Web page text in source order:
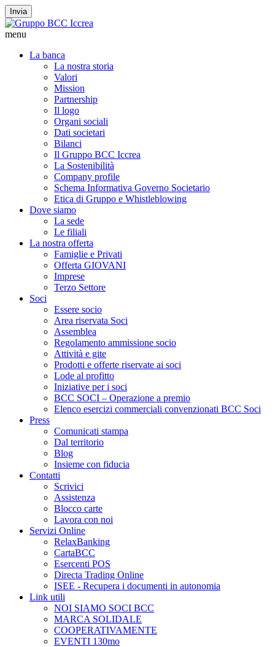
Invia
menu
La banca
La nostra storia
Valori
Mission
Partnership
Il logo
Organi sociali
Dati societari
Bilanci
Il Gruppo BCC Iccrea
La Sostenibilità
Company profile
Schema Informativa Governo Societario
Etica di Gruppo e Whistleblowing
Dove siamo
La sede
Le filiali
La nostra offerta
Famiglie e Privati
Offerta GIOVANI
Imprese
Terzo Settore
Soci
Essere socio
Area riservata Soci
Assemblea
Regolamento ammissione socio
Attività e gite
Prodotti e offerte riservate ai soci
Lode al profitto
Iniziative per i soci
BCC SOCI – Operazione a premio
Elenco esercizi commerciali convenzionati BCC Soci
Press
Comunicati stampa
Dal territorio
Blog
Insieme con fiducia
Contatti
Scrivici
Assistenza
Blocco carte
Lavora con noi
Servizi Online
RelaxBanking
CartaBCC
Esercenti POS
Directa Trading Online
ISEE - Recupera i documenti in autonomia
Link utili
NOI SIAMO SOCI BCC
MARCA SOLIDALE
COOPERATIVAMENTE
EVENTI 130mo